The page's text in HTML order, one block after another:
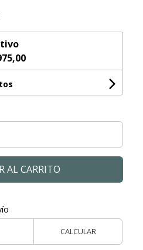
AL CARRITO
CALCULAR